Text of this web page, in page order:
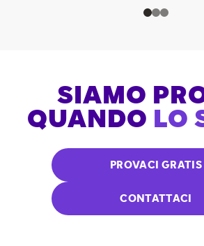
SIAMO
QUANDO LO
PROVACI GRATIS
CONTATTACI